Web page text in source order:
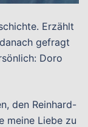
Erzählt
gefragt
Doro
den Reinhard-
meine Liebe zu